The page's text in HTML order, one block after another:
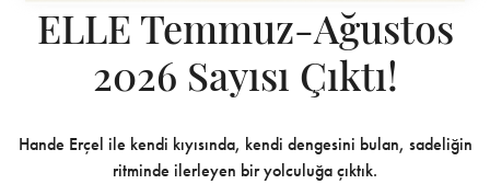
ELLE Temmuz-Ağustos
2026 Sayısı Çıktı!
Hande Erçel ile kendi kıyısında, kendi dengesini bulan, sadeliğin
ritminde ilerleyen bir yolculuğa çıktık.